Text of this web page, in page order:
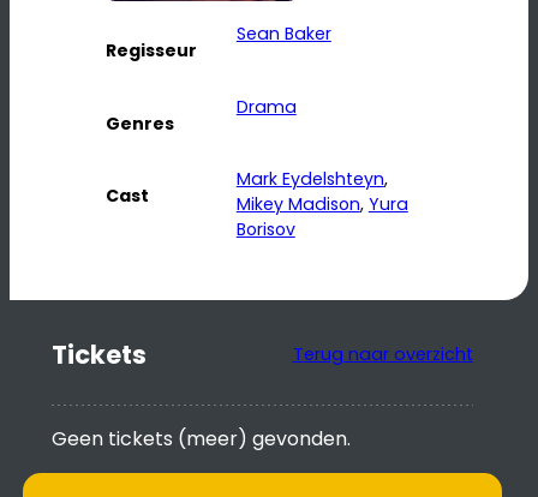
Regisseur
Sean Baker
Genres
Drama
Cast
Mark Eydelshteyn,
Mikey Madison, Yura
Borisov
Tickets Terug naar overzicht
Geen tickets (meer) gevonden.